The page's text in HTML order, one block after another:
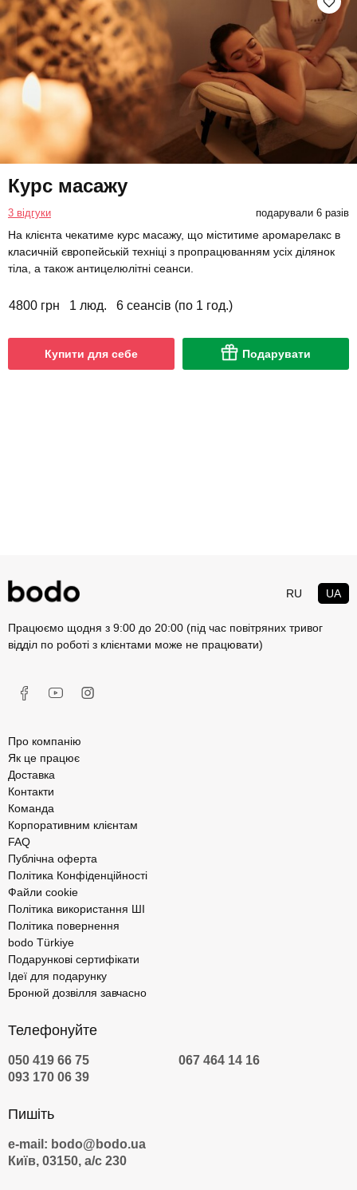
Курс масажу
3 відгуки подарували 6 разів
На клієнта чекатиме курс масажу, що міститиме аромарелакс в
класичній європейській техніці з пропрацюванням усіх ділянок
тіла, а також антицелюлітні сеанси.
4800 грн 1 люд. 6 сеансів (по 1 год.)
Купити для себе Подарувати
RU UA
Працюємо щодня з 9:00 до 20:00 (під час повітряних тривог
відділ по роботі з клієнтами може не працювати)
Про компанію
Як це працює
Доставка
Контакти
Команда
Корпоративним клієнтам
FAQ
Публічна оферта
Політика Конфіденційності
Файли cookie
Політика використання ШІ
Політика повернення
bodo Türkiye
Подарункові сертифікати
Ідеї для подарунку
Бронюй дозвілля завчасно
Телефонуйте
050 419 66 75
067 464 14 16
093 170 06 39
Пишіть
e-mail: bodo@bodo.ua
Київ, 03150, а/с 230